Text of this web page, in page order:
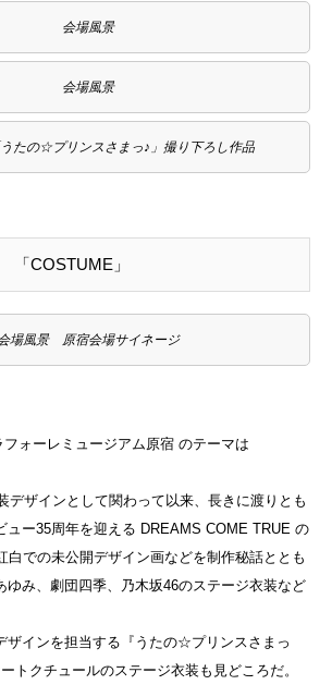
会場風景
会場風景
たの☆プリンスさまっ♪」撮り下ろし作品
COSTUME」
場風景 原宿会場サイネージ
ォーレミュージアム原宿 のテーマは
デザインとして関わって以来、長きに渡りとも
ュー35周年を迎える DREAMS COME TRUE の
白での未公開デザイン画などを制作秘話ととも
ゆみ、劇団四季、乃木坂46のステージ衣装など
ザインを担当する『うたの☆プリンスさまっ
トクチュールのステージ衣装も見どころだ。